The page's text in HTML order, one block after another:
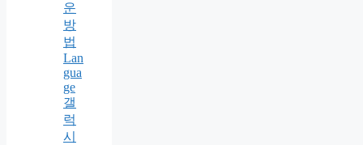
운
방
법
Lan
gua
ge
갤
럭
시